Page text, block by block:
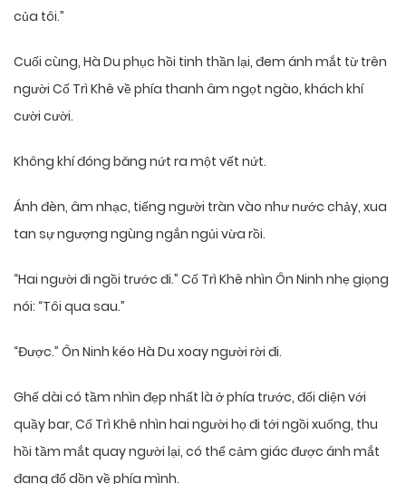
của tôi.”
Cuối cùng, Hà Du phục hồi tinh thần lại, đem ánh mắt từ trên
người Cố Trì Khê về phía thanh âm ngọt ngào, khách khí
cười cười.
Không khí đóng băng nứt ra một vết nứt.
Ánh đèn, âm nhạc, tiếng người tràn vào như nước chảy, xua
tan sự ngượng ngùng ngắn ngủi vừa rồi.
“Hai người đi ngồi trước đi.” Cố Trì Khê nhìn Ôn Ninh nhẹ giọng
nói: “Tôi qua sau.”
“Được.” Ôn Ninh kéo Hà Du xoay người rời đi.
Ghế dài có tầm nhìn đẹp nhất là ở phía trước, đối diện với
quầy bar, Cố Trì Khê nhìn hai người họ đi tới ngồi xuống, thu
hồi tầm mắt quay người lại, có thể cảm giác được ánh mắt
đang đổ dồn về phía mình.